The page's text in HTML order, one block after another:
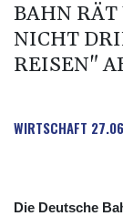
kündigt
UEFA hält an
Jemen: 38
BAHN
NICHT
REISEN"
WIRTSCHAFT
Die Deutsche